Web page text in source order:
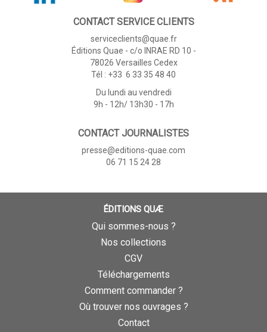
CONTACT SERVICE CLIENTS
serviceclients@quae.fr
Éditions Quae - c/o INRAE RD 10 -
78026 Versailles Cedex
Tél : +33 6 33 35 48 40
Du lundi au vendredi
9h - 12h/ 13h30 - 17h
CONTACT JOURNALISTES
presse@editions-quae.com
06 71 15 24 28
ÉDITIONS QUÆ
Qui sommes-nous ?
Nos collections
CGV
Téléchargements
Comment commander ?
Où trouver nos ouvrages ?
Contact